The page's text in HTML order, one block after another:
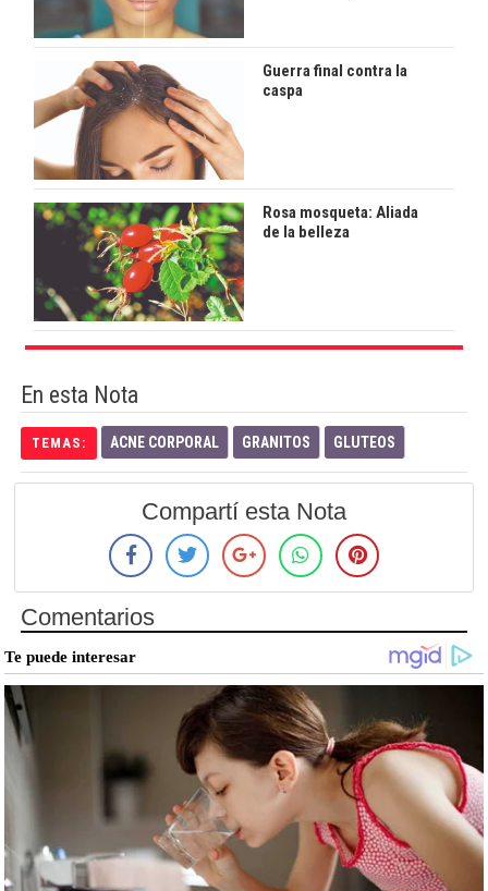
Guerra final contra la
caspa
Rosa mosqueta: Aliada
de la belleza
En esta Nota
TEMAS: ACNE CORPORAL GRANITOS GLUTEOS
Compartí esta Nota
Comentarios